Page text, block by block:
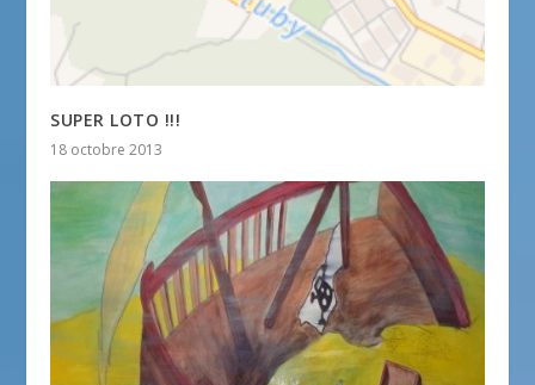
SUPER LOTO !!!
18 octobre 2013